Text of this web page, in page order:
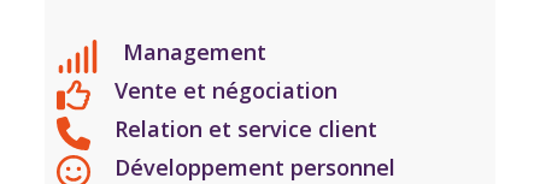
Management
Vente et négociation
Relation et service client
Développement personnel